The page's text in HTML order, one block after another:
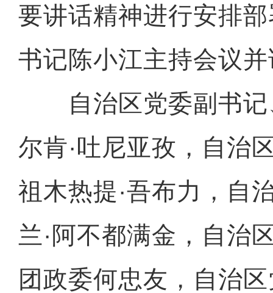
要讲话精神进行安排
书记陈小江主持会议
自治区党委副书记
尔肯·吐尼亚孜，自治
祖木热提·吾布力，自
兰·阿不都满金，自治
团政委何忠友，自治